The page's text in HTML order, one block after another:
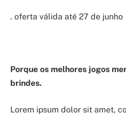
. oferta válida até 27 de junho
Porque os melhores jogos
brindes.
Lorem ipsum dolor sit amet,